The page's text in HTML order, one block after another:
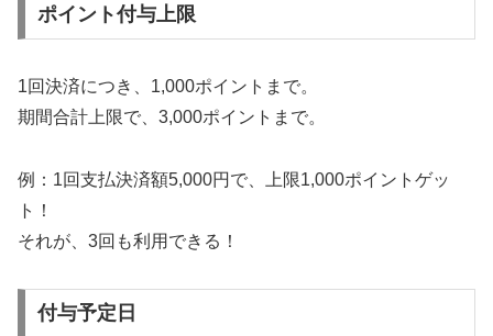
ポイント付与上限
1回決済につき、1,000ポイントまで。
期間合計上限で、3,000ポイントまで。
例：1回支払決済額5,000円で、上限1,000ポイントゲッ
ト！
それが、3回も利用できる！
付与予定日